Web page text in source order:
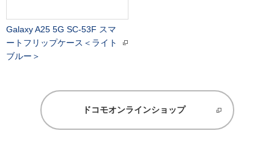
Galaxy A25 5G SC-53F スマ
ートフリップケース＜ライト
ブルー＞
ドコモオンラインショップ